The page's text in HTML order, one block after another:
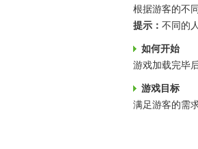
根据游客的不
提示： 不同的
如何开始
游戏加载完毕
游戏目标
满足游客的需